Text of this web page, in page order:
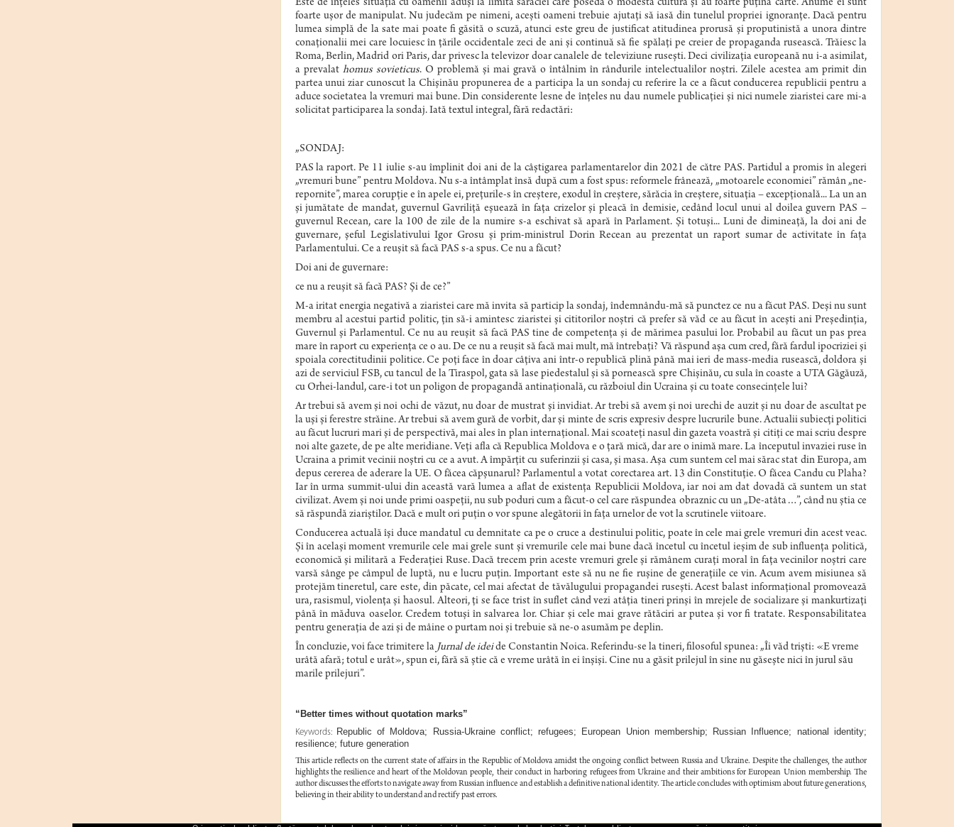
Este de înțeles situația cu oamenii aduși la limita sărăciei care posedă o modestă cultura și au foarte puțină carte. Anume ei sunt
foarte ușor de manipulat. Nu judecăm pe nimeni, acești oameni trebuie ajutați să iasă din tunelul propriei ignoranțe. Dacă pentru
lumea simplă de la sate mai poate fi găsită o scuză, atunci este greu de justificat atitudinea prorusă și proputinistă a unora dintre
conaționalii mei care locuiesc în țările occidentale zeci de ani și continuă să fie spălați pe creier de propaganda rusească. Trăiesc la
Roma, Berlin, Madrid ori Paris, dar privesc la televizor doar canalele de televiziune rusești. Deci civilizația europeană nu i-a asimilat,
a prevalat homus sovieticus. O problemă și mai gravă o întâlnim în rândurile intelectualilor noștri. Zilele acestea am primit din
partea unui ziar cunoscut la Chișinău propunerea de a participa la un sondaj cu referire la ce a făcut conducerea republicii pentru a
aduce societatea la vremuri mai bune. Din considerente lesne de înțeles nu dau numele publicației și nici numele ziaristei care mi-a
solicitat participarea la sondaj. Iată textul integral, fără redactări:
„SONDAJ:
PAS la raport. Pe 11 iulie s-au împlinit doi ani de la câștigarea parlamentarelor din 2021 de către PAS. Partidul a promis în alegeri
„vremuri bune” pentru Moldova. Nu s-a întâmplat însă după cum a fost spus: reformele frânează, „motoarele economiei” rămân „ne-
repornite”, marea corupție e în apele ei, prețurile-s în creștere, exodul în creștere, sărăcia în creștere, situația – excepțională... La un an
și jumătate de mandat, guvernul Gavriliță eșuează în fața crizelor și pleacă în demisie, cedând locul unui al doilea guvern PAS –
guvernul Recean, care la 100 de zile de la numire s-a eschivat să apară în Parlament. Și totuși... Luni de dimineață, la doi ani de
guvernare, șeful Legislativului Igor Grosu și prim-ministrul Dorin Recean au prezentat un raport sumar de activitate în fața
Parlamentului. Ce a reușit să facă PAS s-a spus. Ce nu a făcut?
Doi ani de guvernare:
ce nu a reușit să facă PAS? Și de ce?”
M-a iritat energia negativă a ziaristei care mă invita să particip la sondaj, îndemnându-mă să punctez ce nu a făcut PAS. Deși nu sunt
membru al acestui partid politic, țin să-i amintesc ziaristei și cititorilor noștri că prefer să văd ce au făcut în acești ani Președinția,
Guvernul și Parlamentul. Ce nu au reușit să facă PAS tine de competența și de mărimea pasului lor. Probabil au făcut un pas prea
mare în raport cu experienţa ce o au. De ce nu a reușit să facă mai mult, mă întrebați? Vă răspund așa cum cred, fără fardul ipocriziei și
spoiala corectitudinii politice. Ce poţi face în doar câțiva ani într-o republică plină până mai ieri de mass-media rusească, doldora și
azi de serviciul FSB, cu tancul de la Tiraspol, gata să lase piedestalul și să pornească spre Chișinău, cu sula în coaste a UTA Găgăuză,
cu Orhei-landul, care-i tot un poligon de propagandă antinațională, cu războiul din Ucraina și cu toate consecințele lui?
Ar trebui să avem și noi ochi de văzut, nu doar de mustrat şi invidiat. Ar trebi să avem și noi urechi de auzit și nu doar de ascultat pe
la uși și ferestre străine. Ar trebui să avem gură de vorbit, dar și minte de scris expresiv despre lucrurile bune. Actualii subiecți politici
au făcut lucruri mari și de perspectivă, mai ales în plan internațional. Mai scoateți nasul din gazeta voastră și citiți ce mai scriu despre
noi alte gazete, de pe alte meridiane. Veți afla că Republica Moldova e o țară mică, dar are o inimă mare. La începutul invaziei ruse în
Ucraina a primit vecinii noştri cu ce a avut. A împărțit cu suferinzii și casa, și masa. Așa cum suntem cel mai sărac stat din Europa, am
depus cererea de aderare la UE. O făcea căpșunarul? Parlamentul a votat corectarea art. 13 din Constituție. O făcea Candu cu Plaha?
Iar în urma summit-ului din această vară lumea a aflat de existenţa Republicii Moldova, iar noi am dat dovadă că suntem un stat
civilizat. Avem și noi unde primi oaspeții, nu sub poduri cum a făcut-o cel care răspundea obraznic cu un „De-atâta…”, când nu ştia ce
să răspundă ziariștilor. Dacă e mult ori puțin o vor spune alegătorii în fața urnelor de vot la scrutinele viitoare.
Conducerea actuală își duce mandatul cu demnitate ca pe o cruce a destinului politic, poate în cele mai grele vremuri din acest veac.
Și în același moment vremurile cele mai grele sunt și vremurile cele mai bune dacă încetul cu încetul ieșim de sub influența politică,
economică și militară a Federației Ruse. Dacă trecem prin aceste vremuri grele și rămânem curați moral în fața vecinilor noștri care
varsă sânge pe câmpul de luptă, nu e lucru puțin. Important este să nu ne fie rușine de generațiile ce vin. Acum avem misiunea să
protejăm tineretul, care este, din păcate, cel mai afectat de tăvălugului propagandei rusești. Acest balast informaţional promovează
ura, rasismul, violența și haosul. Alteori, ți se face trist în suflet când vezi atâţia tineri prinşi în mrejele de socializare și mankurtizaţi
până în măduva oaselor. Credem totuși în salvarea lor. Chiar și cele mai grave rătăciri ar putea şi vor fi tratate. Responsabilitatea
pentru generaţia de azi şi de mâine o purtam noi și trebuie să ne-o asumăm pe deplin.
În concluzie, voi face trimitere la Jurnal de ideide Constantin Noica. Referindu-se la tineri, filosoful spunea: „Îi văd triști: «E vreme
urâtă afară; totul e urât», spun ei, fără să știe că e vreme urâtă în ei înșiși. Cine nu a găsit prilejul în sine nu găsește nici în jurul său
marile prilejuri”.
“Better times without quotation marks”
Keywords: Republic of Moldova; Russia-Ukraine conflict; refugees; European Union membership; Russian Influence; national identity;
resilience; future generation
This article reflects on the current state of affairs in the Republic of Moldova amidst the ongoing conflict between Russia and Ukraine. Despite the challenges, the author
highlights the resilience and heart of the Moldovan people, their conduct in harboring refugees from Ukraine and their ambitions for European Union membership. The
author discusses the efforts to navigate away from Russian influence and establish a definitive national identity. The article concludes with optimism about future generations,
believing in their ability to understand and rectify past errors.